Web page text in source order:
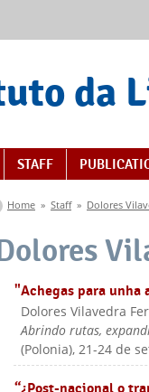
da
STAFF
are here
Home » Staff » Dolores
"Achegas para unha
Dolores Vilavedra
Abrindo rutas,
(Polonia), 21-24 de
“¿Post-nacional o